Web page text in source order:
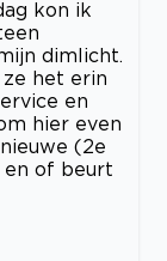
kon ik
dimlicht.
het erin
en
hier even
(2e
en of beurt